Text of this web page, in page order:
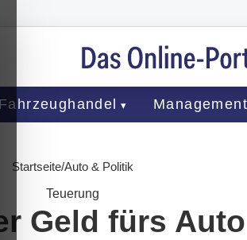
Fahrzeughandel Management
Startseite/Auto & Politik
Teuerung
Geld fürs Auto